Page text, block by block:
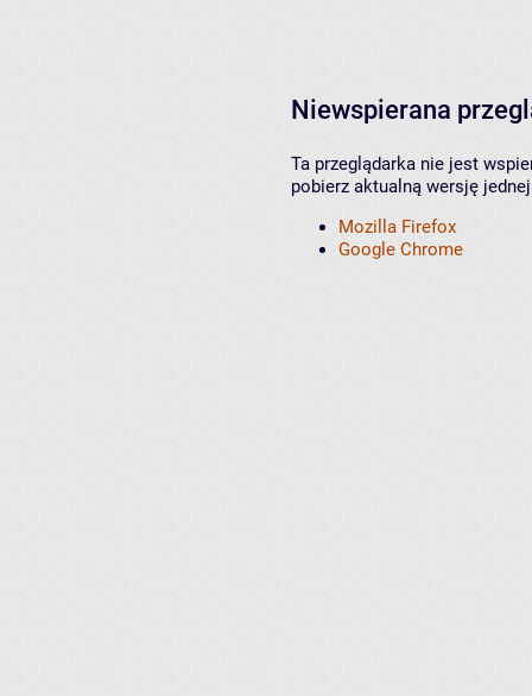
Niewspierana
Ta przeglądarka nie jest
pobierz aktualną wersję
Mozilla Firefox
Google Chrome